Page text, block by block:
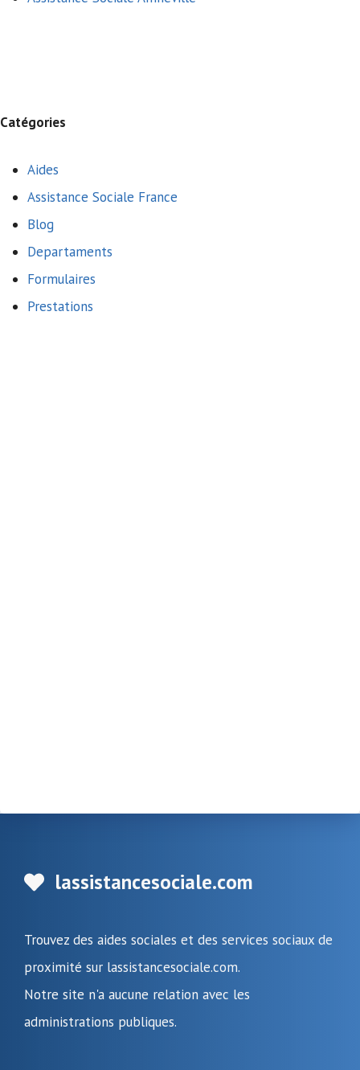
Catégories
Aides
Assistance Sociale France
Blog
Departaments
Formulaires
Prestations
lassistancesociale.com
Trouvez des aides sociales et des services sociaux de
proximité sur lassistancesociale.com.
Notre site n'a aucune relation avec les
administrations publiques.